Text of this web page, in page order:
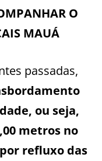
O
MAUÁ
passadas,
ou seja,
metros no
refluxo das